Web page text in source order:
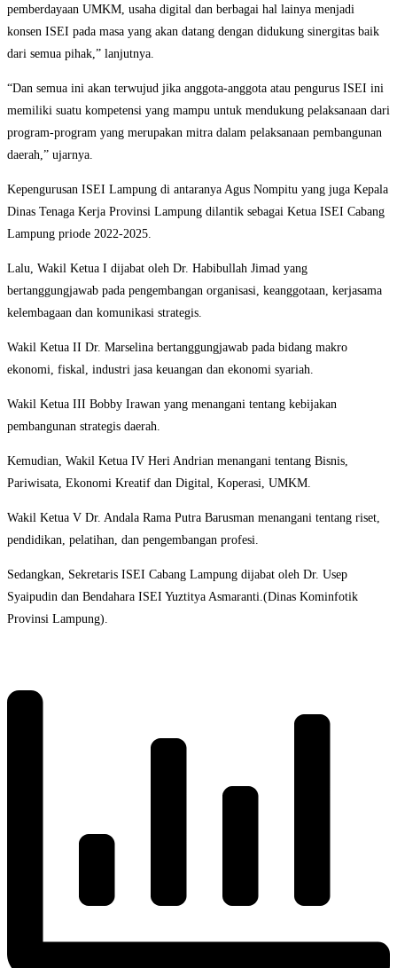
pemberdayaan UMKM, usaha digital dan berbagai hal lainya menjadi
konsen ISEI pada masa yang akan datang dengan didukung sinergitas baik
dari semua pihak,” lanjutnya.
“Dan semua ini akan terwujud jika anggota-anggota atau pengurus ISEI ini
memiliki suatu kompetensi yang mampu untuk mendukung pelaksanaan dari
program-program yang merupakan mitra dalam pelaksanaan pembangunan
daerah,” ujarnya.
Kepengurusan ISEI Lampung di antaranya Agus Nompitu yang juga Kepala
Dinas Tenaga Kerja Provinsi Lampung dilantik sebagai Ketua ISEI Cabang
Lampung priode 2022-2025.
Lalu, Wakil Ketua I dijabat oleh Dr. Habibullah Jimad yang
bertanggungjawab pada pengembangan organisasi, keanggotaan, kerjasama
kelembagaan dan komunikasi strategis.
Wakil Ketua II Dr. Marselina bertanggungjawab pada bidang makro
ekonomi, fiskal, industri jasa keuangan dan ekonomi syariah.
Wakil Ketua III Bobby Irawan yang menangani tentang kebijakan
pembangunan strategis daerah.
Kemudian, Wakil Ketua IV Heri Andrian menangani tentang Bisnis,
Pariwisata, Ekonomi Kreatif dan Digital, Koperasi, UMKM.
Wakil Ketua V Dr. Andala Rama Putra Barusman menangani tentang riset,
pendidikan, pelatihan, dan pengembangan profesi.
Sedangkan, Sekretaris ISEI Cabang Lampung dijabat oleh Dr. Usep
Syaipudin dan Bendahara ISEI Yuztitya Asmaranti.(Dinas Kominfotik
Provinsi Lampung).